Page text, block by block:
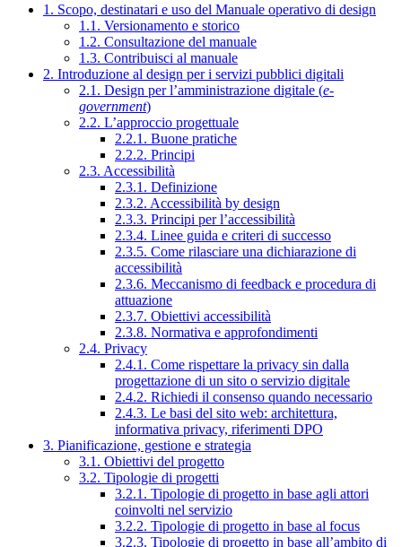
1. Scopo, destinatari e uso del Manuale operativo di design
1.1. Versionamento e storico
1.2. Consultazione del manuale
1.3. Contribuisci al manuale
2. Introduzione al design per i servizi pubblici digitali
2.1. Design per l’amministrazione digitale (e-
government)
2.2. L’approccio progettuale
2.2.1. Buone pratiche
2.2.2. Principi
2.3. Accessibilità
2.3.1. Definizione
2.3.2. Accessibilità by design
2.3.3. Principi per l’accessibilità
2.3.4. Linee guida e criteri di successo
2.3.5. Come rilasciare una dichiarazione di
accessibilità
2.3.6. Meccanismo di feedback e procedura di
attuazione
2.3.7. Obiettivi accessibilità
2.3.8. Normativa e approfondimenti
2.4. Privacy
2.4.1. Come rispettare la privacy sin dalla
progettazione di un sito o servizio digitale
2.4.2. Richiedi il consenso quando necessario
2.4.3. Le basi del sito web: architettura,
informativa privacy, riferimenti DPO
3. Pianificazione, gestione e strategia
3.1. Obiettivi del progetto
3.2. Tipologie di progetti
3.2.1. Tipologie di progetto in base agli attori
coinvolti nel servizio
3.2.2. Tipologie di progetto in base al focus
3.2.3. Tipologie di progetto in base all’ambito di